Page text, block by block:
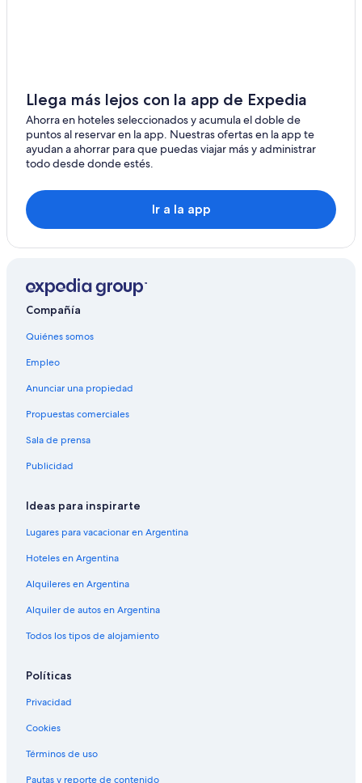
Llega más lejos con la app de Expedia
Ahorra en hoteles seleccionados y acumula el doble de
puntos al reservar en la app. Nuestras ofertas en la app te
ayudan a ahorrar para que puedas viajar más y administrar
todo desde donde estés.
Ir a la app
Compañía
Quiénes somos
Empleo
Anunciar una propiedad
Propuestas comerciales
Sala de prensa
Publicidad
Ideas para inspirarte
Lugares para vacacionar en Argentina
Hoteles en Argentina
Alquileres en Argentina
Alquiler de autos en Argentina
Todos los tipos de alojamiento
Políticas
Privacidad
Cookies
Términos de uso
Pautas y reporte de contenido